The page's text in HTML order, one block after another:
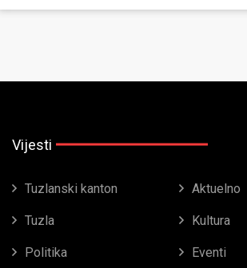
Vijesti
Tuzlanski kanton Aktuelno
Tuzla Kultura
Politika Eventi